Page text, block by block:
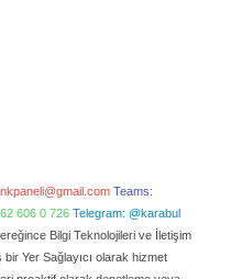
Teams:
606 0 726 Telegram: @karabul
Bilgi Teknolojileri ve İletişim
Yer Sağlayıcı olarak hizmet